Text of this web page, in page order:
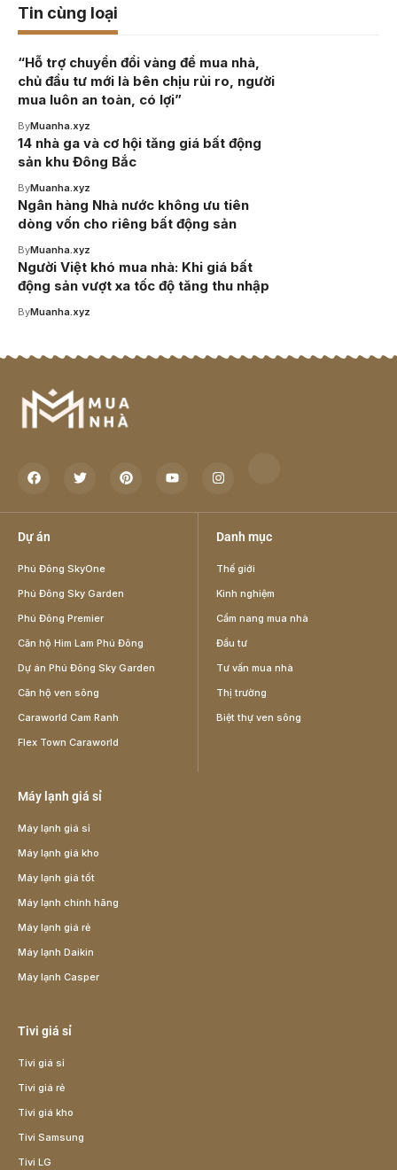
Tin cùng loại
“Hỗ trợ chuyển đổi vàng để mua nhà,
chủ đầu tư mới là bên chịu rủi ro, người
mua luôn an toàn, có lợi”
ByMuanha.xyz
14 nhà ga và cơ hội tăng giá bất động
sản khu Đông Bắc
ByMuanha.xyz
Ngân hàng Nhà nước không ưu tiên
dòng vốn cho riêng bất động sản
ByMuanha.xyz
Người Việt khó mua nhà: Khi giá bất
động sản vượt xa tốc độ tăng thu nhập
ByMuanha.xyz
Dự án
Phú Đông SkyOne
Phú Đông Sky Garden
Phú Đông Premier
Căn hộ Him Lam Phú Đông
Dự án Phú Đông Sky Garden
Căn hộ ven sông
Caraworld Cam Ranh
Flex Town Caraworld
Danh mục
Thế giới
Kinh nghiệm
Cẩm nang mua nhà
Đầu tư
Tư vấn mua nhà
Thị trường
Biệt thự ven sông
Máy lạnh giá sỉ
Máy lạnh giá sỉ
Máy lạnh giá kho
Máy lạnh giá tốt
Máy lạnh chính hãng
Máy lạnh giá rẻ
Máy lạnh Daikin
Máy lạnh Casper
Tivi giá sỉ
Tivi giá sỉ
Tivi giá rẻ
Tivi giá kho
Tivi Samsung
Tivi LG